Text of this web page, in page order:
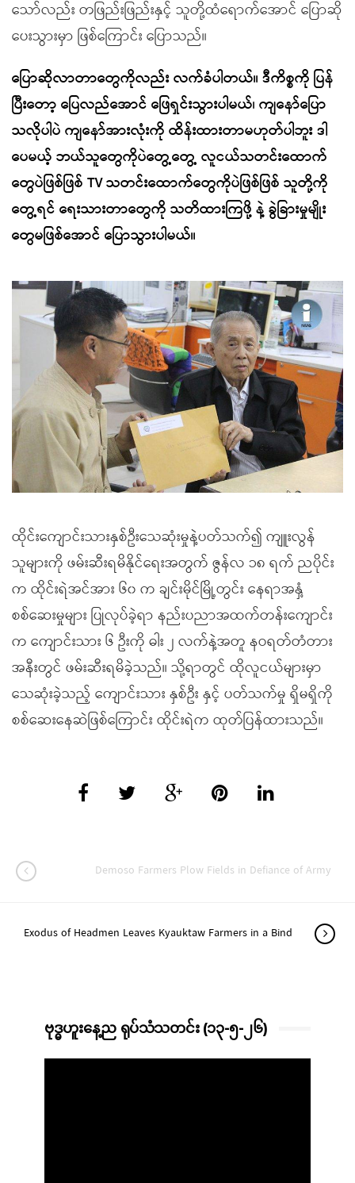
သော်လည်း တဖြည်းဖြည်းနှင့် သူတို့ထံရောက်အောင် ပြောဆို
ပေးသွားမှာ ဖြစ်ကြောင်း ပြောသည်။
ပြောဆိုလာတာတွေကိုလည်း လက်ခံပါတယ်။ ဒီကိစ္စကို ပြန်
ပြီးတော့ ပြေလည်အောင် ဖြေရှင်းသွားပါမယ်၊ ကျနော်ပြော
သလိုပါပဲ ကျနော်အားလုံးကို ထိန်းထားတာမဟုတ်ပါဘူး ဒါ
ပေမယ့် ဘယ်သူတွေကိုပဲတွေ့တွေ့ လူငယ်သတင်းထောက်
တွေပဲဖြစ်ဖြစ် TV သတင်းထောက်တွေကိုပဲဖြစ်ဖြစ် သူတို့ကို
တွေ့ရင် ရေးသားတာတွေကို သတိထားကြဖို့ နဲ့ ခွဲခြားမှုမျိုး
တွေမဖြစ်အောင် ပြောသွားပါမယ်။
ထိုင်းကျောင်းသားနှစ်ဦးသေဆုံးမှုနဲ့ပတ်သက်၍ ကျူးလွန်
သူများကို ဖမ်းဆီးရမိနိုင်ရေးအတွက် ဇွန်လ ၁၈ ရက် ညပိုင်း
က ထိုင်းရဲအင်အား ၆၀ က ချင်းမိုင်မြို့တွင်း နေရာအနှံ့
စစ်ဆေးမှုများ ပြုလုပ်ခဲ့ရာ နည်းပညာအထက်တန်းကျောင်း
က ကျောင်းသား ၆ ဦးကို ဓါး ၂ လက်နဲ့အတူ နဝရတ်တံတား
အနီးတွင် ဖမ်းဆီးရမိခဲ့သည်။ သို့ရာတွင် ထိုလူငယ်များမှာ
သေဆုံးခဲ့သည့် ကျောင်းသား နှစ်ဦး နှင့် ပတ်သက်မှု ရှိမရှိကို
စစ်ဆေးနေဆဲဖြစ်ကြောင်း ထိုင်းရဲက ထုတ်ပြန်ထားသည်။
Demoso Farmers Plow Fields in Defiance of Army
Exodus of Headmen Leaves Kyauktaw Farmers in a Bind
ဗုဒ္ဓဟူးနေ့ည ရုပ်သံသတင်း (၁၃-၅-၂၆)